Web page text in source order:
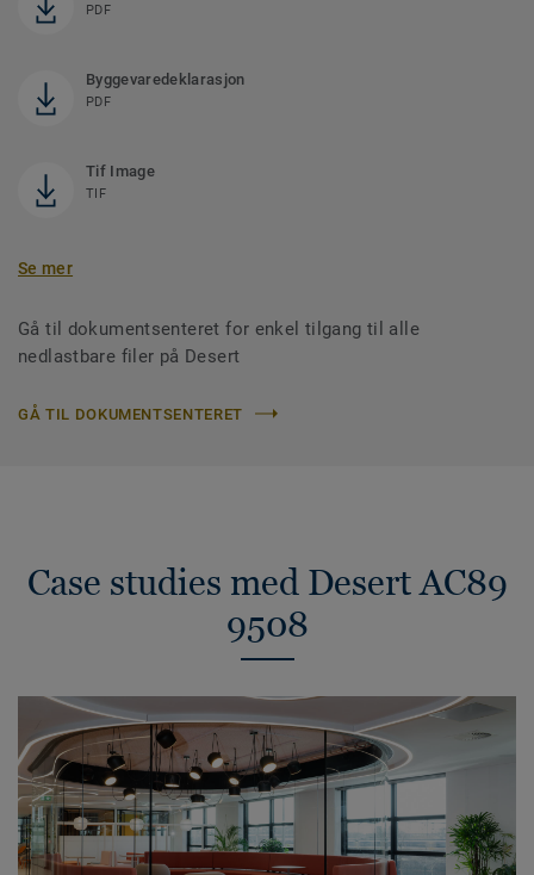
PDF
Byggevaredeklarasjon
PDF
Tif Image
TIF
Se mer
Gå til dokumentsenteret for enkel tilgang til alle
nedlastbare filer på Desert
GÅ TIL DOKUMENTSENTERET
Case studies med Desert AC89
9508